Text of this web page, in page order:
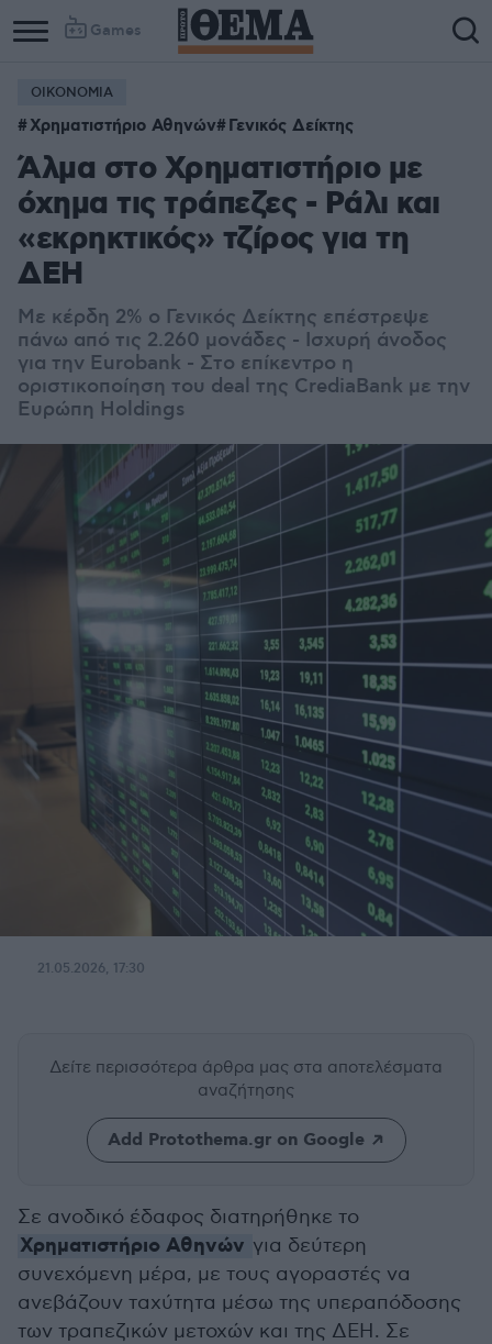
Games
ΟΙΚΟΝΟΜΙΑ
Χρηματιστήριο Αθηνών Γενικός Δείκτης
Άλμα στο Χρηματιστήριο με
όχημα τις τράπεζες - Ράλι και
«εκρηκτικός» τζίρος για τη
ΔΕΗ
Με κέρδη 2% ο Γενικός Δείκτης επέστρεψε
πάνω από τις 2.260 μονάδες - Ισχυρή άνοδος
για την Eurobank - Στο επίκεντρο η
οριστικοποίηση του deal της CrediaBank με την
Ευρώπη Holdings
21.05.2026, 17:30
Δείτε περισσότερα άρθρα μας στα αποτελέσματα
αναζήτησης
Add Protothema.gr on Google
Σε ανοδικό έδαφος διατηρήθηκε το
Χρηματιστήριο Αθηνών για δεύτερη
συνεχόμενη μέρα, με τους αγοραστές να
ανεβάζουν ταχύτητα μέσω της υπεραπόδοσης
των τραπεζικών μετοχών και της ΔΕΗ. Σε